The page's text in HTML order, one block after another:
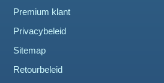
Premium klant
Privacybeleid
Sitemap
Retourbeleid